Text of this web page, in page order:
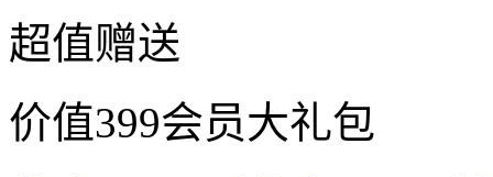
超值赠送
价值399会员大礼包